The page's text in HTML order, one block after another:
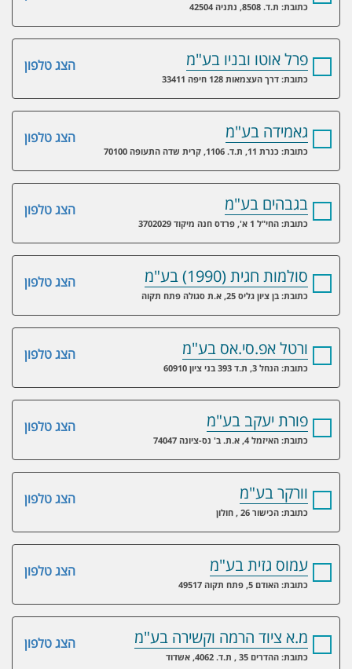
כתובת: ת.ד. 8508, נתניה 42504
הצג טלפון פרל אוטו ובניו בע"מ
כתובת: דרך העצמאות 128 חיפה 33411
הצג טלפון גאמידה בע"מ
כתובת: כנרת 11, ת.ד. 1106, קרית שדה התעופה 70100
הצג טלפון בגבהים בע"מ
כתובת: החי"ל 1 א', פרדס חנה מיקוד 3702029
הצג טלפון סולמות חגית (1990) בע"מ
כתובת: בן ציון גליס 25, א.ת סגולה פתח תקוה
הצג טלפון ורטל אפ.סי.אס בע"מ
כתובת: הנחל 3, ת.ד 393 בני ציון 60910
הצג טלפון פורת יעקב בע"מ
כתובת: האיזמל 4, א.ת. ב' נס-ציונה 74047
הצג טלפון וורקר בע"מ
כתובת: הכישור 26 , חולון
הצג טלפון עמוס גזית בע"מ
כתובת: האודם 5, פתח תקוה 49517
הצג טלפון מ.א ציוד הרמה וקשירה בע"מ
כתובת: ההדרים 35 , ת.ד. 4062, אשדוד